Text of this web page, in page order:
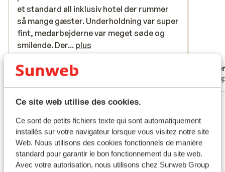
Ce site web utilise des cookies.
Ce sont de petits fichiers texte qui sont automatiquement
installés sur votre navigateur lorsque vous visitez notre site
Web. Nous utilisons des cookies fonctionnels de manière
standard pour garantir le bon fonctionnement du site web.
Avec votre autorisation, nous utilisons chez Sunweb Group
et standard all inklusiv hotel der rummer
så mange gæster. Underholdning var super
fint, medarbejderne var meget søde og
smilende. Der var pools for både børn og
vægte, kun èn maskine og ellers
om den bus der flere gange dagligt kører
til byen. Vi vidste at den var gratis, men
havde ikke fået info om at man skulle
booke billetter, så vi fik en mindre
skideballe af chaufføren ?? det lærte vi
trods alt noget af, men det havde været
et standard all inklusiv hotel der rummer
så mange gæster. Underholdning var super
fint, medarbejderne var meget søde og
smilende. Der... plus
Mikala von Schoubye
Groupes
Voir tous les 64 avis
Autres hébergements - Majorque
Hôtel Eques Petit Resort